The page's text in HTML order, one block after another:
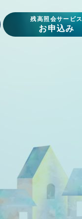
残高照会サービス
お申込み